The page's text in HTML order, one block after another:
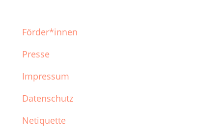
Förder*innen
Presse
Impressum
Datenschutz
Netiquette